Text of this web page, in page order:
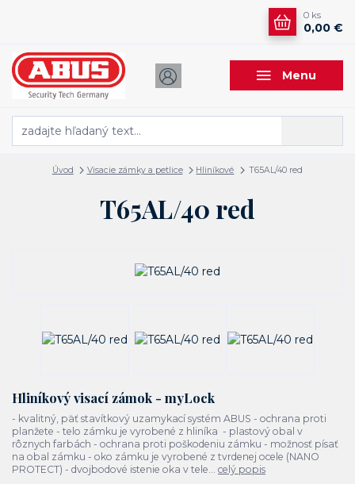
Menu
0 ks
0,00 €
Úvod Visacie zámky a petlice Hliníkové T65AL/40 red
T65AL/40 red
Hliníkový visací zámok - myLock
- kvalitný, päť stavítkový uzamykací systém ABUS - ochrana proti
planžete - telo zámku je vyrobené z hliníka - plastový obal v
rôznych farbách - ochrana proti poškodeniu zámku - možnosť písať
na obal zámku - oko zámku je vyrobené z tvrdenej ocele (NANO
PROTECT) - dvojbodové istenie oka v tele... celý popis